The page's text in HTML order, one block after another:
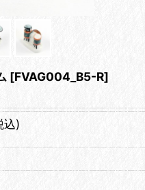
[FVAG004_B5-R]
込)